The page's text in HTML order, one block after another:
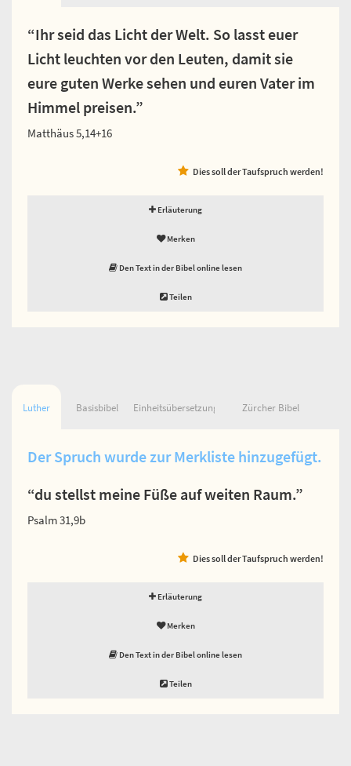
“Ihr seid das Licht der Welt. So lasst euer
Licht leuchten vor den Leuten, damit sie
eure guten Werke sehen und euren Vater im
Himmel preisen.”
Matthäus 5,14+16
Dies soll der Taufspruch werden!
Erläuterung
Merken
Den Text in der Bibel online lesen
Teilen
Luther Basisbibel Einheitsübersetzung Zürcher Bibel
Der Spruch wurde zur Merkliste hinzugefügt.
“du stellst meine Füße auf weiten Raum.”
Psalm 31,9b
Dies soll der Taufspruch werden!
Erläuterung
Merken
Den Text in der Bibel online lesen
Teilen